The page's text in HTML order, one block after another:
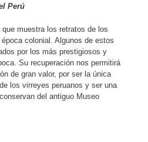
Perú
muestra los retratos de los
colonial. Algunos de estos
por los más prestigiosos y
Su recuperación nos permitirá
de gran valor, por ser la única
los virreyes peruanos y ser una
del antiguo Museo